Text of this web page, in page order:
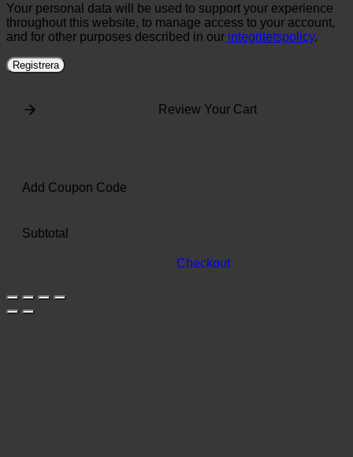
Your personal data will be used to support your experience
throughout this website, to manage access to your account,
and for other purposes described in our integritetspolicy.
Registrera
Review Your Cart
Add Coupon Code
Subtotal
Checkout